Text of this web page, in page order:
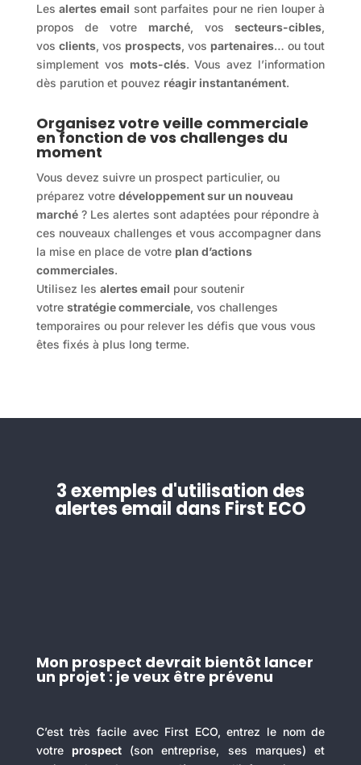
Lesalertes email sont parfaites pour ne rien louper à
propos de votre marché, vossecteurs-cibles,
vos clients, vos prospects, vos partenaires… ou tout
simplement vos mots-clés. Vous avez l’information
dès parution et pouvez réagir instantanément.
Organisez votre veille commerciale
en fonction de vos challenges du
moment
Vous devez suivre un prospect particulier, ou
préparez votre développement sur un nouveau
marché? Les alertes sont adaptées pour répondre à
ces nouveaux challenges et vous accompagner dans
la mise en place de votre plan d’actions
commerciales.
Utilisez les alertes email pour soutenir
votre stratégie commerciale, vos challenges
temporaires ou pour relever les défis que vous vous
êtes fixés à plus long terme.
3 exemples d'utilisation des
alertes email dans First ECO
Mon prospect devrait bientôt lancer
un projet : je veux être prévenu
C’est très facile avec First ECO, entrez le nom de
votreprospect (son entreprise, ses marques) et